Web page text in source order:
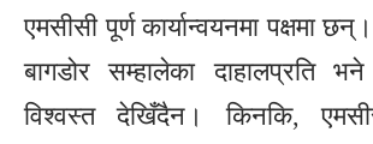
एमसीसी पूर्ण कार्यान्वयनमा पक्षमा
बागडोर सम्हालेका दाहालप्रति
विश्वस्त देखिँदैन। किनकि,